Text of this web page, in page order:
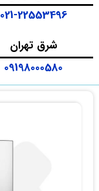
021-22553496
شرق تهران
09198000580